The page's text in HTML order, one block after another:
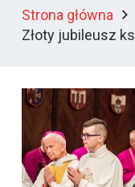
Strona główna
Złoty jubileusz